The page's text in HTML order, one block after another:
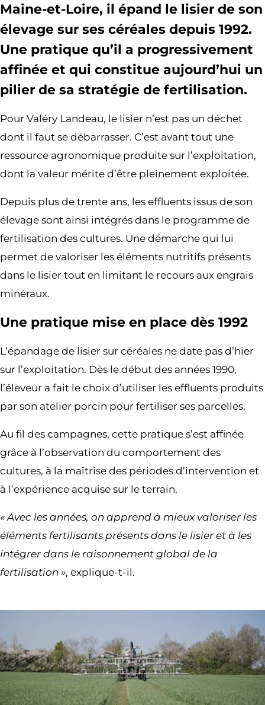
Maine-et-Loire, il épand le lisier de son
élevage sur ses céréales depuis 1992.
Une pratique qu’il a progressivement
affinée et qui constitue aujourd’hui un
pilier de sa stratégie de fertilisation.
Pour Valéry Landeau, le lisier n’est pas un déchet
dont il faut se débarrasser. C’est avant tout une
ressource agronomique produite sur l’exploitation,
dont la valeur mérite d’être pleinement exploitée.
Depuis plus de trente ans, les effluents issus de son
élevage sont ainsi intégrés dans le programme de
fertilisation des cultures. Une démarche qui lui
permet de valoriser les éléments nutritifs présents
dans le lisier tout en limitant le recours aux engrais
minéraux.
Une pratique mise en place dès 1992
L’épandage de lisier sur céréales ne date pas d’hier
sur l’exploitation. Dès le début des années 1990,
l’éleveur a fait le choix d’utiliser les effluents produits
par son atelier porcin pour fertiliser ses parcelles.
Au fil des campagnes, cette pratique s’est affinée
grâce à l’observation du comportement des
cultures, à la maîtrise des périodes d’intervention et
à l’expérience acquise sur le terrain.
« Avec les années, on apprend à mieux valoriser les
éléments fertilisants présents dans le lisier et à les
intégrer dans le raisonnement global de la
fertilisation », explique-t-il.